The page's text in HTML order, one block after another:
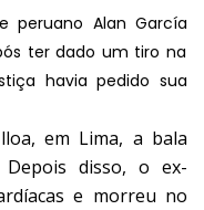
peruano Alan García
ter dado um tiro na
havia pedido sua
em Lima, a bala
disso, o ex-
e morreu no